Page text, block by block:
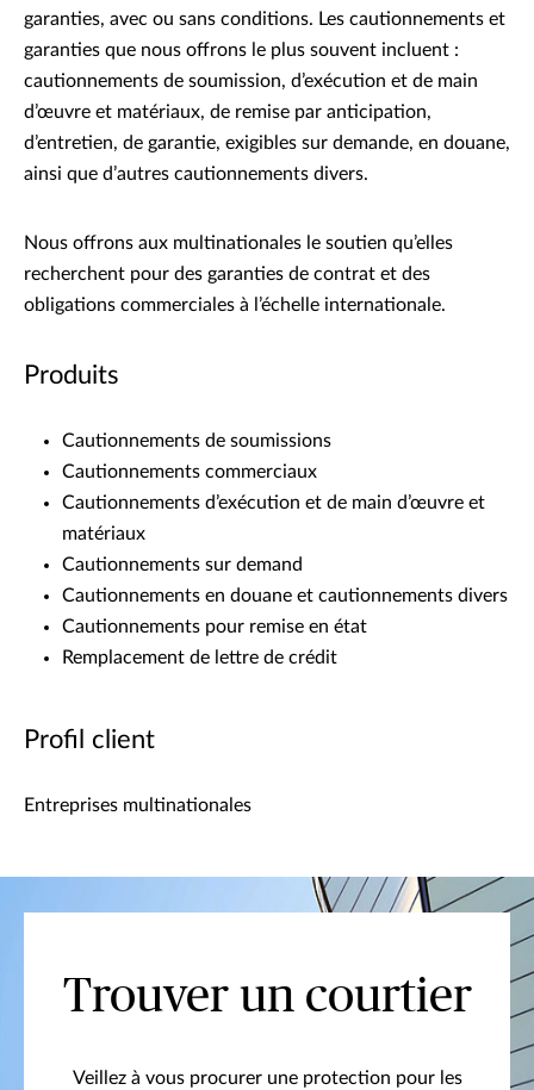
garanties, avec ou sans conditions. Les cautionnements et
garanties que nous offrons le plus souvent incluent :
cautionnements de soumission, d’exécution et de main
d’œuvre et matériaux, de remise par anticipation,
d’entretien, de garantie, exigibles sur demande, en douane,
ainsi que d’autres cautionnements divers.
Nous offrons aux multinationales le soutien qu’elles
recherchent pour des garanties de contrat et des
obligations commerciales à l’échelle internationale.
Produits
Cautionnements de soumissions
Cautionnements commerciaux
Cautionnements d’exécution et de main d’œuvre et
matériaux
Cautionnements sur demand
Cautionnements en douane et cautionnements divers
Cautionnements pour remise en état
Remplacement de lettre de crédit
Profil client
Entreprises multinationales
Trouver un courtier
Veillez à vous procurer une protection pour les